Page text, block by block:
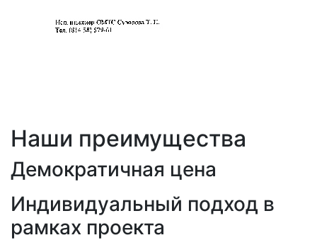
Наши преимущества
Демократичная цена
Индивидуальный подход в
рамках проекта